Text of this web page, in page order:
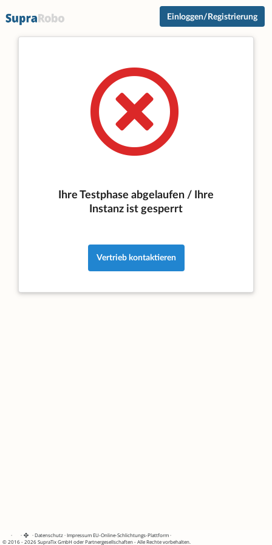
Einloggen/Registrierung
Ihre Testphase abgelaufen / Ihre
Instanz ist gesperrt
Vertrieb kontaktieren
· · ·Datenschutz·Impressum EU-Online-Schlichtungs-Plattform·
© 2016 - 2026 SupraTix GmbH oder Partnergesellschaften - Alle Rechte vorbehalten.